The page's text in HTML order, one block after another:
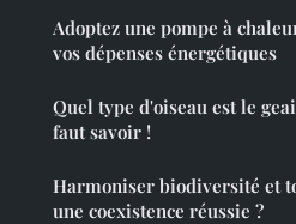
Adoptez une pompe à
vos dépenses énergétiques
Quel type d'oiseau est le
faut savoir !
Harmoniser biodiversité et
une coexistence réussie ?